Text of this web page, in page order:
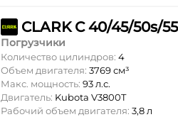
Погрузчики
Количество цилиндров: 4
Объем двигателя: 3769 см³
Макс. мощность: 93 л.с.
Двигатель: Kubota V3800T
Рабочий объем двигателя: 3,8 л